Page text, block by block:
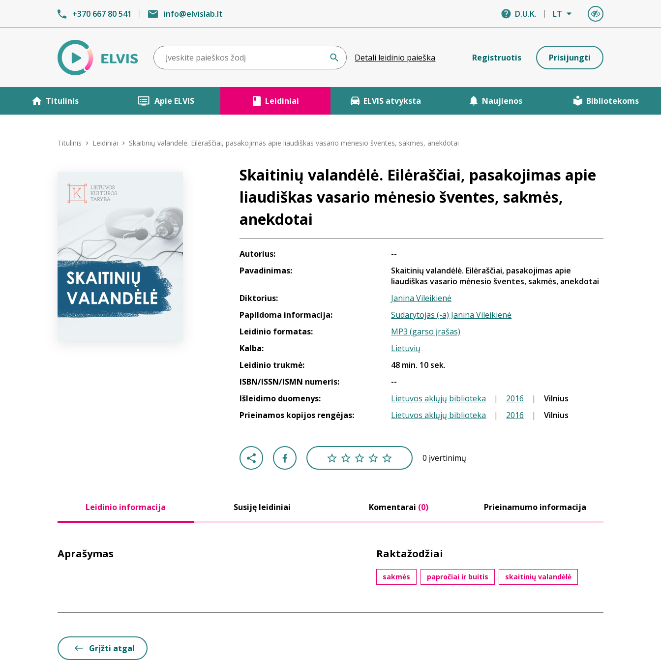
+370 667 80 541 info@elvislab.lt D.U.K. LT
Detali leidinio paieška Registruotis Prisijungti
Titulinis Apie ELVIS Leidiniai ELVIS atvyksta Naujienos Bibliotekoms
Titulinis Leidiniai Skaitinių valandėlė. Eilėraščiai, pasakojimas apie liaudiškas vasario mėnesio šventes, sakmės, anekdotai
Skaitinių valandėlė. Eilėraščiai, pasakojimas apie
liaudiškas vasario mėnesio šventes, sakmės,
anekdotai
Autorius:
--
Pavadinimas:
Skaitinių valandėlė. Eilėraščiai, pasakojimas apie
liaudiškas vasario mėnesio šventes, sakmės, anekdotai
Diktorius:
Janina Vileikienė
Papildoma informacija:
Sudarytojas (-a) Janina Vileikienė
Leidinio formatas:
MP3 (garso įrašas)
Kalba:
Lietuvių
Leidinio trukmė:
48 min. 10 sek.
ISBN/ISSN/ISMN numeris:
--
Išleidimo duomenys:
Lietuvos aklųjų biblioteka | 2016 |
Vilnius
Prieinamos kopijos rengėjas:
Lietuvos aklųjų biblioteka | 2016 | Vilnius
0 įvertinimų
Leidinio informacija Susiję leidiniai Komentarai (0) Prieinamumo informacija
Aprašymas Raktažodžiai
sakmės papročiai ir buitis skaitinių valandėlė
Grįžti atgal